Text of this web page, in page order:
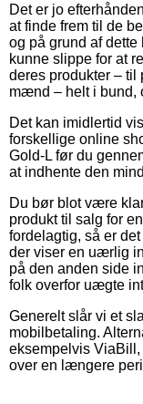
Det er jo
at finde frem til de
og på grund af
kunne slippe for at
deres produkter – til
mænd – helt i bund,
Det kan imidlertid
forskellige online
Gold-L før du
at indhente den
Du bør blot være
produkt til salg for
fordelagtig, så er
der viser en uærlig
på den anden side
folk overfor uægte
Generelt slår vi et
mobilbetaling.
eksempelvis
over en længere